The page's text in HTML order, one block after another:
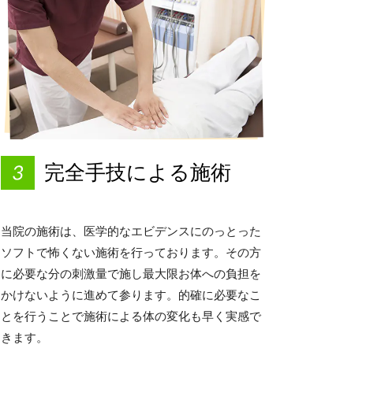
完全手技による施術
当院の施術は、医学的なエビデンスにのっとった
ソフトで怖くない施術を行っております。その方
に必要な分の刺激量で施し最大限お体への負担を
かけないように進めて参ります。的確に必要なこ
とを行うことで施術による体の変化も早く実感で
きます。